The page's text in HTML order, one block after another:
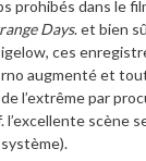
prohibés dans le
Days. et bien
ces
augmenté et
l’extrême par
l’excellente scène